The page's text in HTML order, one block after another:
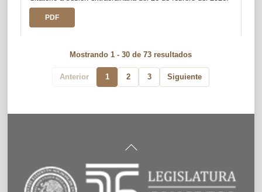
PDF
Mostrando 1 - 30 de 73 resultados
Anterior 1 2 3 Siguiente
Back
Top